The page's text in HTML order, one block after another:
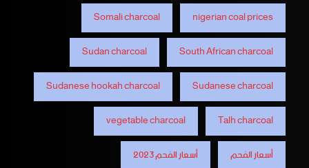
nigerian coal prices
Somali charcoal
South African charcoal
Sudan charcoal
Sudanese charcoal
Sudanese hookah charcoal
Talh charcoal
vegetable charcoal
أسعار الفحم
أسعار الفحم 2023